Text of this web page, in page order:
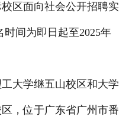
客户留言
人才招聘
区面向社会公开招聘实
间为即日起至2025年
大学继五山校区和大学
，位于广东省广州市番